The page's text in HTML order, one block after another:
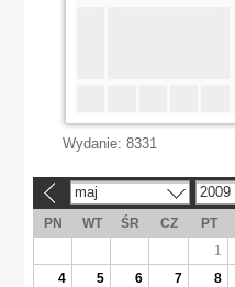
Wydanie: 8331
maj 2009
PN WT ŚR CZ PT
1
4
5 6 7 8